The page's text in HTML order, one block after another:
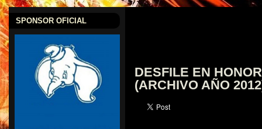
SPONSOR OFICIAL
DESFILE EN
(ARCHIVO AÑO